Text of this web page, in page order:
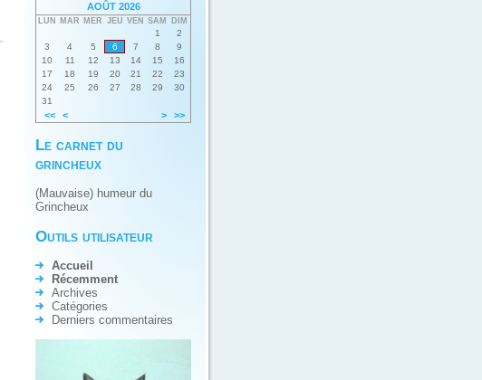
AOÛT 2026
LUN MAR MER JEU VEN SAM DIM
1
2
3
4 5 6 7 8
9
10
11 12 13 14 15
16
17
18 19 20 21 22
23
24
25 26 27 28 29
30
31
<< < > >>
Le carnet du
grincheux
(Mauvaise) humeur du
Grincheux
Outils utilisateur
Accueil
Récemment
Archives
Catégories
Derniers commentaires